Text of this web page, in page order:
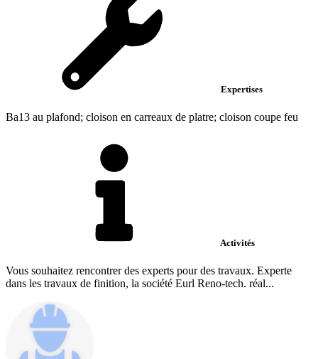
Expertises
Ba13 au plafond; cloison en carreaux de platre; cloison coupe feu
Activités
Vous souhaitez rencontrer des experts pour des travaux. Experte
dans les travaux de finition, la société Eurl Reno-tech. réal...